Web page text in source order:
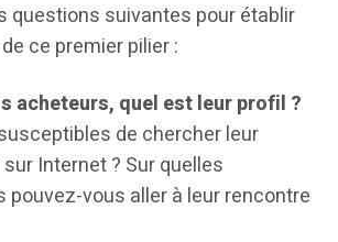
questions suivantes pour établir
ce premier pilier :
acheteurs, quel est leur profil ?
de chercher leur
Internet ? Sur quelles
pouvez-vous aller à leur rencontre